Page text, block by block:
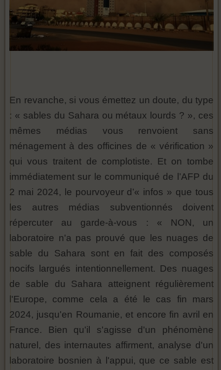
En revanche, si vous émettez un doute, du type
: « sables du Sahara ou métaux lourds ? », ces
mêmes médias vous renvoient sans
ménagement à des officines de « vérification »
qui vous traitent de complotiste. Et on tombe
immédiatement sur le communiqué de l’AFP du
2 mai 2024, le pourvoyeur d’« infos » que tous
les autres médias subventionnés doivent
répercuter au garde-à-vous : « NON, un
laboratoire n'a pas prouvé que les nuages de
sable du Sahara sont en fait des composés
nocifs largués intentionnellement. Des nuages
de sable du Sahara atteignent régulièrement
l'Europe, comme cela a été le cas fin mars
2024, jusqu'en Roumanie, et encore fin avril en
France. Bien qu'il s'agisse d'un phénomène
naturel, des internautes affirment, analyse d'un
laboratoire bosnien à l'appui, que ce sable est